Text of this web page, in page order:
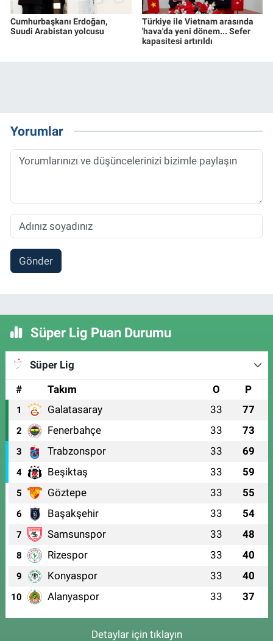
Cumhurbaşkanı Erdoğan,
Suudi Arabistan yolcusu
Türkiye ile Vietnam arasında
'hava'da yeni dönem... Sefer
kapasitesi artırıldı
Yorumlar
Gönder
Süper Lig Puan Durumu
Süper Lig
#
Takım O P
1 Galatasaray 33 77
2 Fenerbahçe 33 73
3 Trabzonspor 33 69
4 Beşiktaş 33 59
5 Göztepe 33 55
6 Başakşehir 33 54
7 Samsunspor 33 48
8 Rizespor 33 40
9 Konyaspor 33 40
10 Alanyaspor 33 37
Detaylar için tıklayın